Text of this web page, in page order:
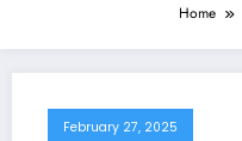
Home
February 27, 2025